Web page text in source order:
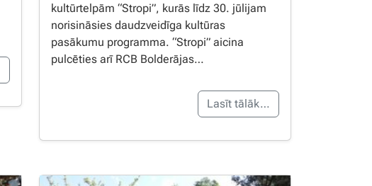
kultūrtelpām “Stropi”, kurās līdz 30. jūlijam
norisināsies daudzveidīga kultūras
pasākumu programma. “Stropi” aicina
pulcēties arī RCB Bolderājas…
Lasīt tālāk…